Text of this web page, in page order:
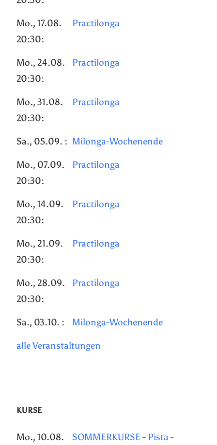
Mo., 17.08.
20:30:
Practilonga
Mo., 24.08.
20:30:
Practilonga
Mo., 31.08.
20:30:
Practilonga
Sa., 05.09. : Milonga-Wochenende
Mo., 07.09.
20:30:
Practilonga
Mo., 14.09.
20:30:
Practilonga
Mo., 21.09.
20:30:
Practilonga
Mo., 28.09.
20:30:
Practilonga
Sa., 03.10. : Milonga-Wochenende
alle Veranstaltungen
KURSE
Mo., 10.08.
SOMMERKURSE - Pista -